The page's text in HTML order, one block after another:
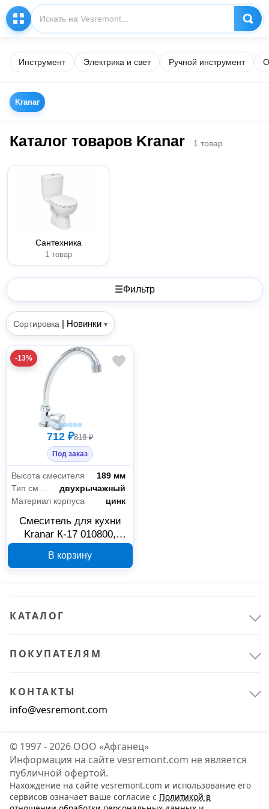
Инструмент Электрика и свет Ручной инструмент
Kranar
Каталог товаров Kranar 1 товар
Сантехника
1 товар
☰Фильтр
Сортировка | Новинки ▾
-13%
712 ₽818 ₽
Под заказ
Высота смесителя
189 мм
двухрычажный
Материал корпуса
цинк
Смеситель для кухни
Kranar К-17 010800,
В корзину
КАТАЛОГ
ПОКУПАТЕЛЯМ
КОНТАКТЫ
info@vesremont.com
© 1997 - 2026 ООО «Афганец»
Информация на сайте vesremont.com не является
публичной офертой.
Нахождение на сайте vesremont.com и использование его
сервисов означает ваше согласие с Политикой в